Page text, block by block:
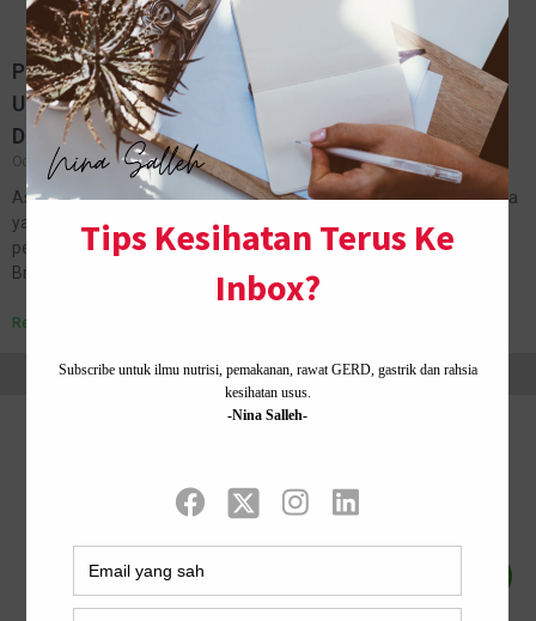
PELUANG JANA PENDAPATAN:AGENT DROPSHIP
UNTUK BARANGAN KECANTIKAN DAN KESIHATAN
DIPERLUKAN
October 17, 2017
No Comments
Assalamualaikum, selamat hari Selasa
Selamat berkerja kepada
yang kerja, tapi best kan sebab esok cuti. Heeee. Alhamdulillah,
perkembangan business Nina, team dah semakin besar. The
Brightstars, adalah cucu kepada Rich…
Read More »
Home ·About Me·Contact Us .Privacy Policy ·